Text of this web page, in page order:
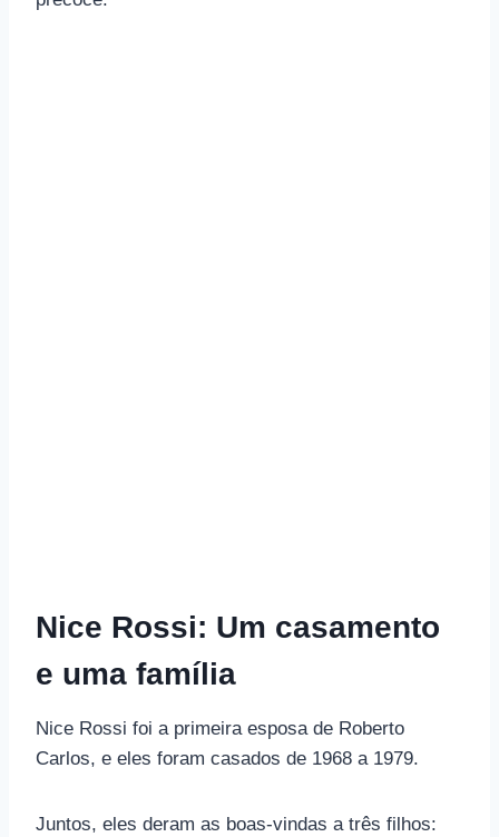
Nice Rossi: Um casamento
e uma família
Nice Rossi foi a primeira esposa de Roberto
Carlos, e eles foram casados ​​de 1968 a 1979.
Juntos, eles deram as boas-vindas a três filhos: